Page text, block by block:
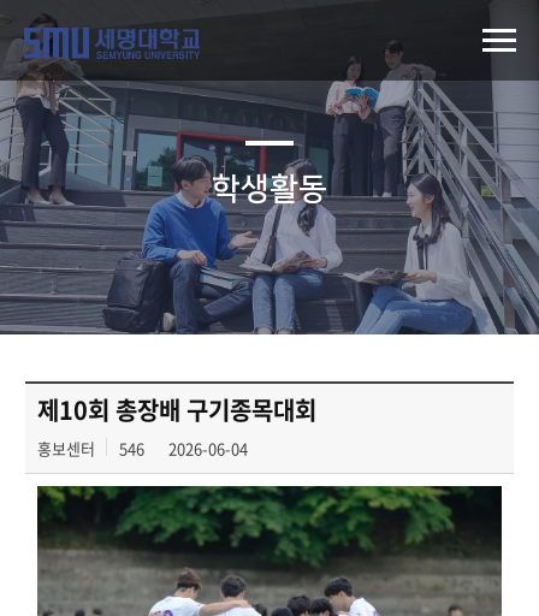
학생활동
제10회 총장배 구기종목대회
홍보센터 546 2026-06-04